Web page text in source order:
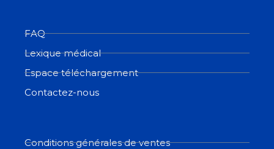
FAQ
Lexique médical
Espace téléchargement
Contactez-nous
Conditions générales de ventes